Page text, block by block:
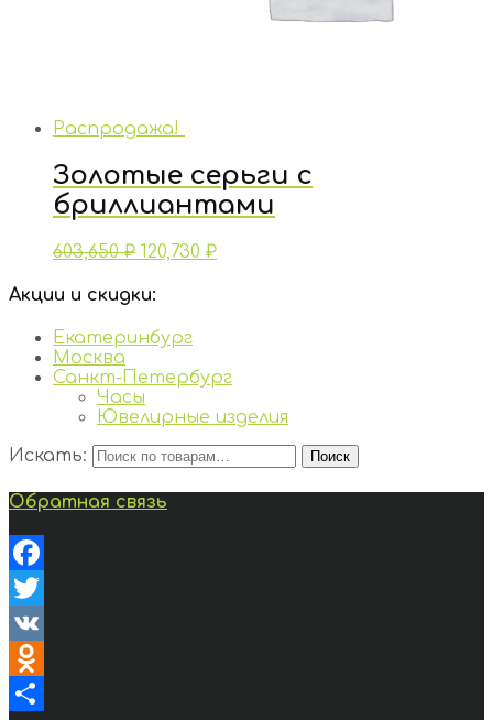
Распродажа!
Золотые серьги с
бриллиантами
603,650₽ 120,730 ₽
Акции и скидки:
Екатеринбург
Москва
Санкт-Петербург
Часы
Ювелирные изделия
Искать:
Поиск
Обратная связь
Facebook
Twitter
VK
Odnoklassniki